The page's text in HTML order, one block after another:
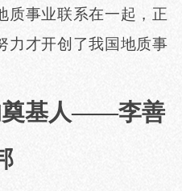
质事业联系在一起，正
力才开创了我国地质事
基人——李善